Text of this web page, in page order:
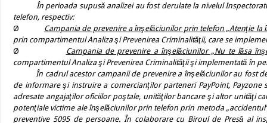
În perioada supusă analizei au fost derulate la nivelul
telefon, respectiv:
Ø
Campania de prevenire a înşelăciunilor prin telefon „Atenţie la
prin compartimentul Analiza şi Prevenirea Criminalităţii, care se
Ø
Campania de prevenire a înşelăciunilor „Nu te lăsa
compartimentul Analiza şi Prevenirea Criminalităţii şi implementată în
În cadrul acestor campanii de prevenire a înşelăciunilor au fost
de informare şi instruire a comercianţilor parteneri PayPoint,
adresate angajaţilor oficiilor poştale, unităţilor bancare şi altor unităţi
potenţiale victime ale înşelăciunilor prin telefon prin metoda
preventive 5095 de persoane. În colaborare cu Biroul de Presă al